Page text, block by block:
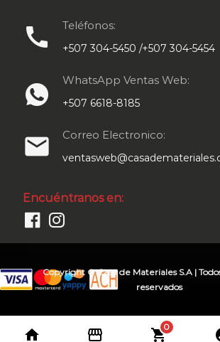
call Teléfonos:
+507 304-5450 /+507 304-5454
WhatsApp Ventas Web:
+507 6618-8185
email Correo Electronico:
Encuéntranos en:
Copyright © Casa de Materiales S.A |
reservados
home storefront 0
shopping_cart